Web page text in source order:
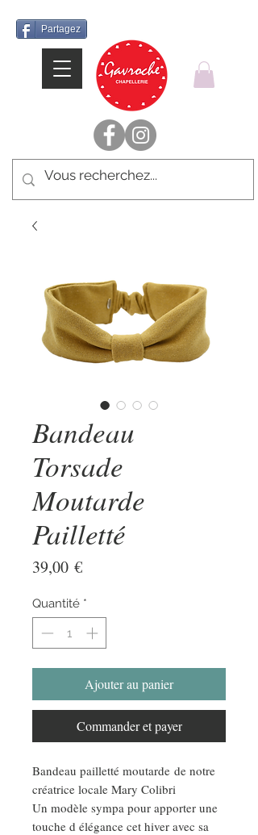
Partagez
Bandeau
Torsade
Moutarde
Pailletté
39,00 €Prix
Quantité *
Ajouter au panier
Commander et payer
Bandeau pailletté moutarde de notre
créatrice locale Mary Colibri
Un modèle sympa pour apporter une
touche d élégance cet hiver avec sa